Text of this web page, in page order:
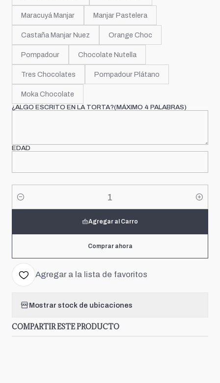
Maracuyá Manjar Manjar Pastelera
Castaña Manjar Nuez Orange Choc
Pompadour Chocolate Nutella
Tres Chocolates Pompadour Plátano
Moka Chocolate
¿ALGO ESCRITO EN LA TORTA?(MÁXIMO 4 PALABRAS)
EDAD
Cantidad
Agregar al Carro
Comprar ahora
Agregar a la lista de favoritos
Mostrar stock de ubicaciones
COMPARTIR ESTE PRODUCTO